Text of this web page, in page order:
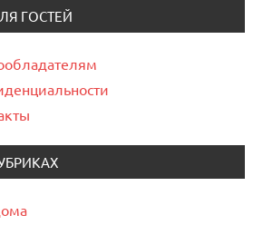
ГОСТЕЙ